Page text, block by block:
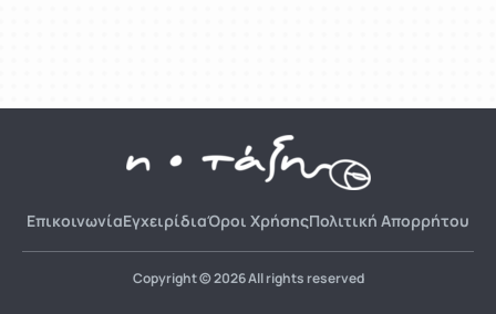
ΕπικοινωνίαΕγχειρίδιαΌροι ΧρήσηςΠολιτική Απορρήτου
Copyright © 2026 All rights reserved